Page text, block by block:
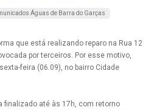
Águas de Barra do Garças
que está realizando reparo na Rua 12
por terceiros. Por esse motivo,
feira (06.09), no bairro Cidade
finalizado até às 17h, com retorno